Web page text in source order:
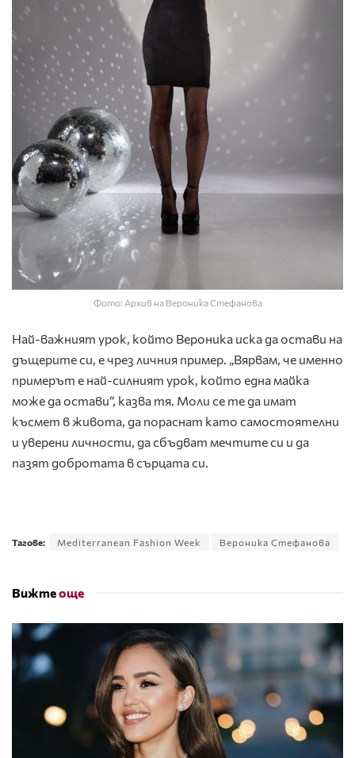
Фото: Архив на Вероника Стефанова
Най-важният урок, който Вероника иска да остави на
дъщерите си, е чрез личния пример. „Вярвам, че именно
примерът е най-силният урок, който една майка
може да остави“, казва тя. Моли се те да имат
късмет в живота, да пораснат като самостоятелни
и уверени личности, да сбъдват мечтите си и да
пазят добротата в сърцата си.
Тагове: Mediterranean Fashion Week Вероника Стефанова
Вижтеоще